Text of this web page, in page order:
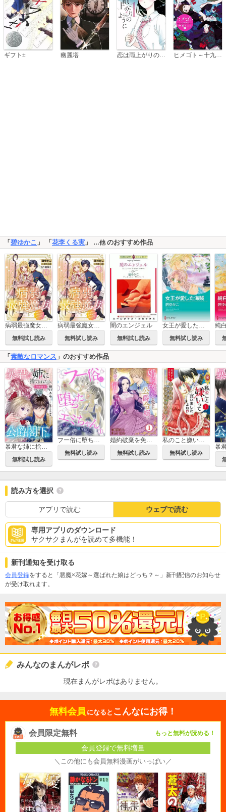
ギフト± 幽麗塔 ヒメゴト～十九歳の制服～
「碧ゆかこ 」 「花李くる実 」 …他のおすすめ作品
病弱最強魔女～前世は孤独だったので堅物公爵様と幸せ人生計画始めます～【合冊版】
無料試し読み
病弱最強魔女～前世は孤独だったので堅物公爵様と幸せ人生計画始めます～
無料試し読み
闇のエンジェル
無料試し読み 無料試し読み
「 素敵なロマンス 」のおすすめ作品
暴君な姉に捨てられたら、公爵閣下に拾われました【合冊版】
無料試し読み
フー俗に堕ちたエミちゃん～私のキャバ嬢体験記～
無料試し読み
婚約破棄を免れた公爵令嬢は、夫の愛を信じられない
無料試し読み
私のこと嫌いって言いましたよね！？変態公爵による困った溺愛結婚生活【単行本版】
無料試し読み
読み方を選択
アプリで読む ウェブで読む
専用アプリのダウンロード
サクサクまんがを読めて多機能！
新刊通知を受け取る
会員登録をすると「悪魔×花嫁～選ばれた娘はどっち？～」新刊配信のお知らせ
が受け取れます。
みんなのまんがレポ
現在まんがレポはありません。
無料会員 になると こんなにお得！
会員限定無料 もっと無料が読める！
会員登録で無料増量
＼この他にも会員無料漫画がいっぱい／